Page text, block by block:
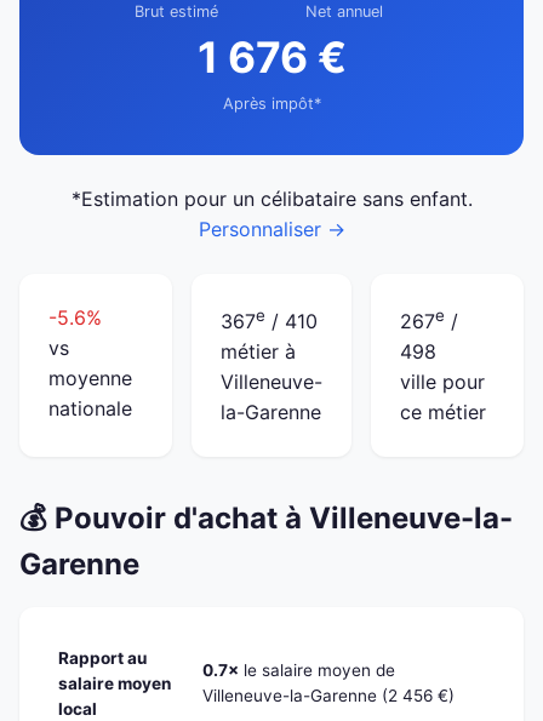
Brut estimé Net annuel
1 676 €
Après impôt*
*Estimation pour un célibataire sans enfant.
Personnaliser →
-5.6%
vs
moyenne
nationale
367e / 410
métier à
Villeneuve-
la-Garenne
267e /
498
ville pour
ce métier
💰 Pouvoir d'achat à Villeneuve-la-
Garenne
Rapport au
salaire moyen
local
0.7× le salaire moyen de
Villeneuve-la-Garenne (2 456 €)